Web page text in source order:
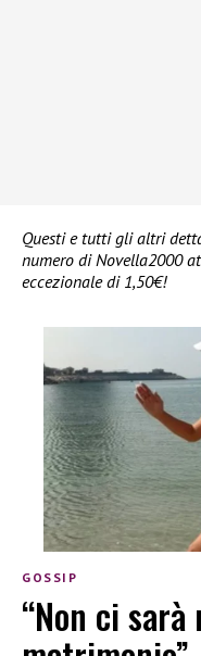
Questi e tutti gli altri
numero di Novella2000
eccezionale di 1,50€!
GOSSIP
“Non ci sarà